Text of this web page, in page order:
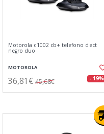
Motorola c1002 cb+ telefono dect
negro duo
MOTOROLA
36,81€ 45,68€ - 19%